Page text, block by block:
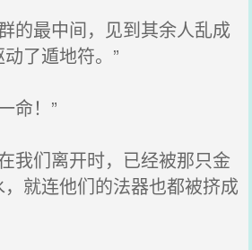
的最中间，见到其余人乱成
了遁地符。”
命！”
们离开时，已经被那只金
就连他们的法器也都被挤成